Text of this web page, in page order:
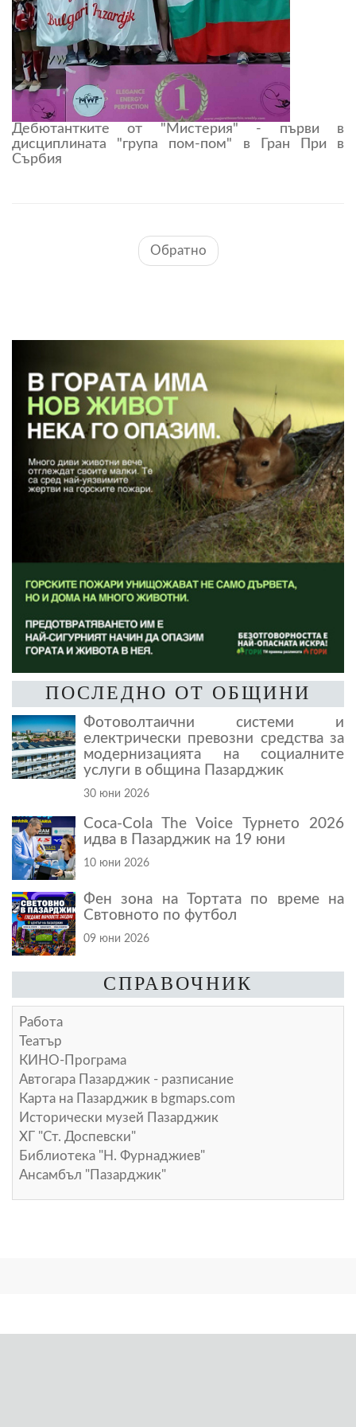
Дебютантките от "Мистерия" - първи в
дисциплината "група пом-пом" в Гран При в
Сърбия
Обратно
ПОСЛЕДНО ОТ ОБЩИНИ
Фотоволтаични системи и
електрически превозни средства за
модернизацията на социалните
услуги в община Пазарджик
30 юни 2026
Coca-Cola The Voice Турнето 2026
идва в Пазарджик на 19 юни
10 юни 2026
Фен зона на Тортата по време на
Свтовното по футбол
09 юни 2026
СПРАВОЧНИК
Работа
Театър
КИНО-Програма
Автогара Пазарджик - разписание
Карта на Пазарджик в bgmaps.com
Исторически музей Пазарджик
ХГ "Ст. Доспевски"
Библиотека "Н. Фурнаджиев"
Ансамбъл "Пазарджик"